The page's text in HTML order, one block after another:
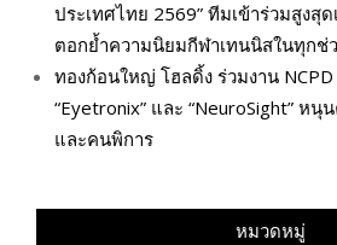
ประเทศไทย 2569” ทีมเข้าร่วมสูงสุ
ตอกย้ำความนิยมกีฬาเทนนิสในทุกช่
ทองก้อนใหญ่ โฮลดิ้ง ร่วมงาน
“Eyetronix” และ “NeuroSight” ห
และคนพิการ
หมวดหมู่